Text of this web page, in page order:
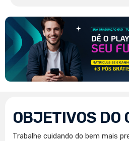
OBJETIVOS DO
Trabalhe cuidando do bem mais